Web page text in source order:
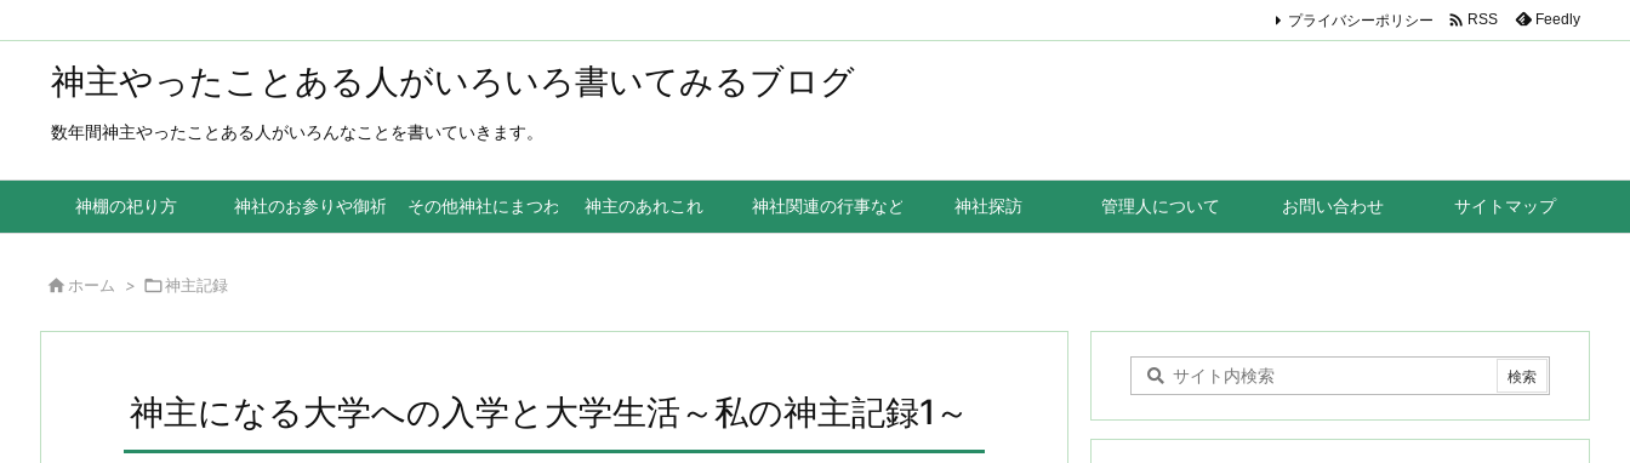
神主やったことある人がいろいろ書いてみるブログ
数年間神主やったことある人がいろんなことを書いていきます。
神棚の祀り方 神社のお参りや御祈祷 その他神社にまつわること神主のあれこれ 神社関連の行事など 神社探訪 管理人について お問い合わせ サイトマップ
プライバシーポリシー  RSS Feedly
 ホーム > 神主記録
神主になる大学への入学と大学生活～私の神主記録1～